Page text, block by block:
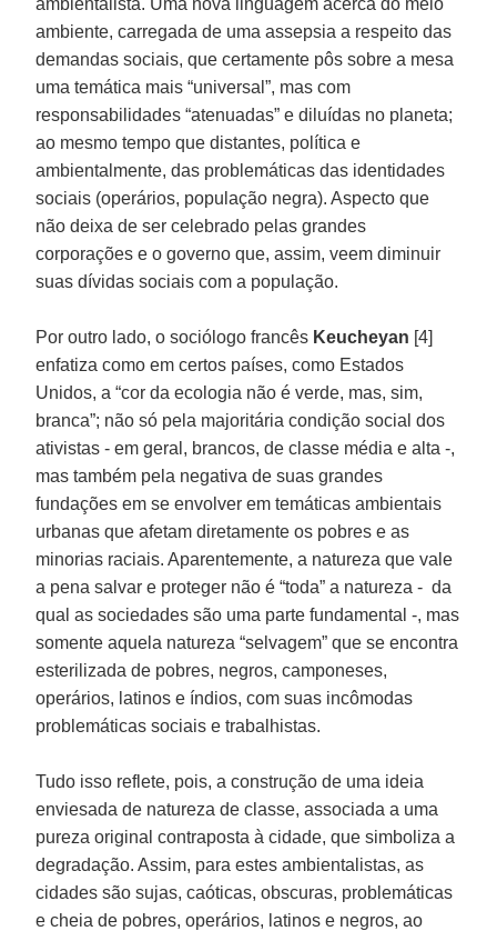
ambiente, carregada de uma assepsia a respeito das
demandas sociais, que certamente pôs sobre a mesa
uma temática mais “universal”, mas com
responsabilidades “atenuadas” e diluídas no planeta;
ao mesmo tempo que distantes, política e
ambientalmente, das problemáticas das identidades
sociais (operários, população negra). Aspecto que
não deixa de ser celebrado pelas grandes
corporações e o governo que, assim, veem diminuir
suas dívidas sociais com a população.
Por outro lado, o sociólogo francês Keucheyan [4]
enfatiza como em certos países, como Estados
Unidos, a “cor da ecologia não é verde, mas, sim,
branca”; não só pela majoritária condição social dos
ativistas - em geral, brancos, de classe média e alta -,
mas também pela negativa de suas grandes
fundações em se envolver em temáticas ambientais
urbanas que afetam diretamente os pobres e as
minorias raciais. Aparentemente, a natureza que vale
a pena salvar e proteger não é “toda” a natureza - da
qual as sociedades são uma parte fundamental -, mas
somente aquela natureza “selvagem” que se encontra
esterilizada de pobres, negros, camponeses,
operários, latinos e índios, com suas incômodas
problemáticas sociais e trabalhistas.
Tudo isso reflete, pois, a construção de uma ideia
enviesada de natureza de classe, associada a uma
pureza original contraposta à cidade, que simboliza a
degradação. Assim, para estes ambientalistas, as
cidades são sujas, caóticas, obscuras, problemáticas
e cheia de pobres, operários, latinos e negros, ao